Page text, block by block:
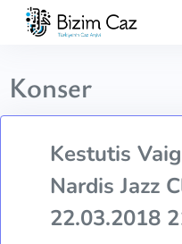
Konser
Kestutis
Nardis Jazz
22.03.2018